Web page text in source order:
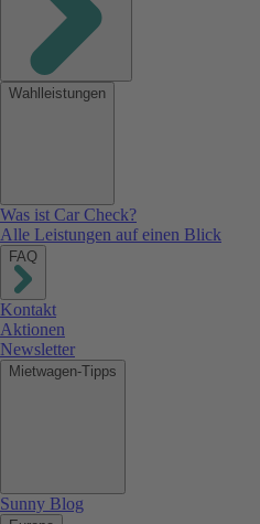
Wahlleistungen
Was ist Car Check?
Alle Leistungen auf einen Blick
FAQ
Kontakt
Aktionen
Newsletter
Mietwagen-Tipps
Sunny Blog